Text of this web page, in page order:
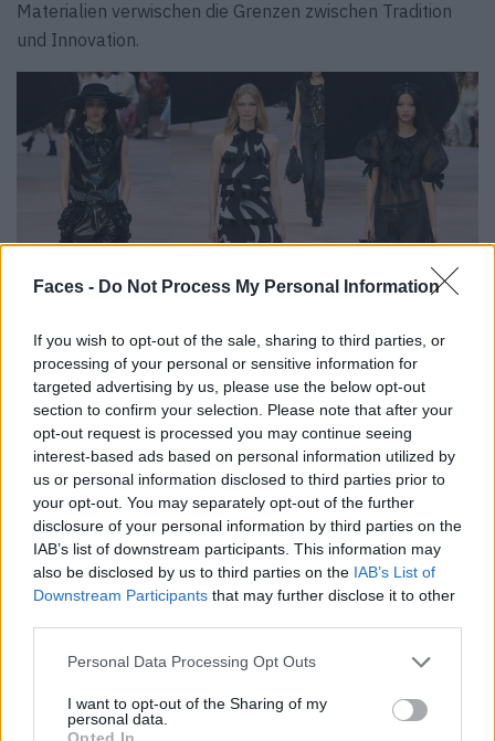
Faces - Do Not Process My Personal Information
If you wish to opt-out of the sale, sharing to third parties, or
processing of your personal or sensitive information for
targeted advertising by us, please use the below opt-out
section to confirm your selection. Please note that after your
opt-out request is processed you may continue seeing
interest-based ads based on personal information utilized by
us or personal information disclosed to third parties prior to
your opt-out. You may separately opt-out of the further
disclosure of your personal information by third parties on the
IAB’s list of downstream participants. This information may
also be disclosed by us to third parties on the IAB’s List of
Downstream Participants that may further disclose it to other
Personal Data Processing Opt Outs
I want to opt-out of the Sharing of my
personal data.
Opted In
Materialien verwischen die Grenzen zwischen Tradition
und Innovation.
Accessories are what makes or marks a woman.“–
Gabrielle Chanel
Coco Chanel’s Liebe zu Perlen und auffälligen
Accessoires ist tief in der DNA der Marke verwurzelt. Sie
glaubte daran, dass das richtige Accessoire ein ganzes
Outfit verwandeln kann. Die Herbst/Winter 2025/26
Kollektion setzt genau dort an – mit ausdrucksstarkem